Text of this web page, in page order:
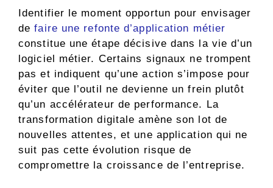
Identifier le moment opportun pour envisager
defaire une refonte d’application métier
constitue une étape décisive dans la vie d’un
logiciel métier. Certains signaux ne trompent
pas et indiquent qu’une action s’impose pour
éviter que l’outil ne devienne un frein plutôt
qu’un accélérateur de performance. La
transformation digitale amène son lot de
nouvelles attentes, et une application qui ne
suit pas cette évolution risque de
compromettre la croissance de l’entreprise.